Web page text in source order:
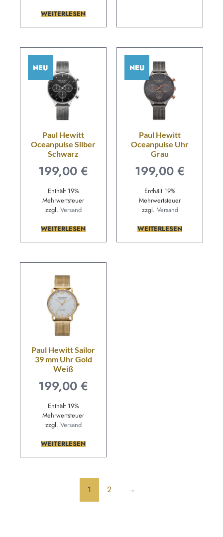
WEITERLESEN
NEU
Paul Hewitt
Oceanpulse Silber
Schwarz
199,00 €
Enthält 19%
Mehrwertsteuer
zzgl. Versand
WEITERLESEN
NEU
Paul Hewitt
Oceanpulse Uhr
Grau
199,00 €
Enthält 19%
Mehrwertsteuer
zzgl. Versand
WEITERLESEN
Paul Hewitt Sailor
39 mm Uhr Gold
Weiß
199,00 €
Enthält 19%
Mehrwertsteuer
zzgl. Versand
WEITERLESEN
1 2 →